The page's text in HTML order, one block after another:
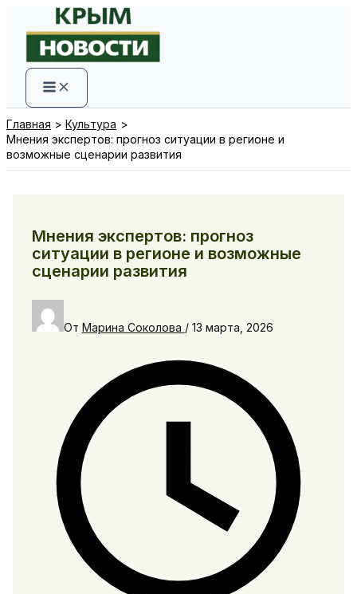
содержимому
Главная
Культура
Мнения экспертов: прогноз ситуации в регионе и
возможные сценарии развития
Мнения экспертов: прогноз
ситуации в регионе и возможные
сценарии развития
От Марина Соколова / 13 марта, 2026